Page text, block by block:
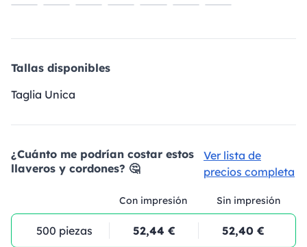
Tallas disponibles
Taglia Unica
¿Cuánto me podrían costar estos
llaveros y cordones? 🤔
Ver lista de
precios completa
Con impresión Sin impresión
500 piezas 52,44 € 52,40 €